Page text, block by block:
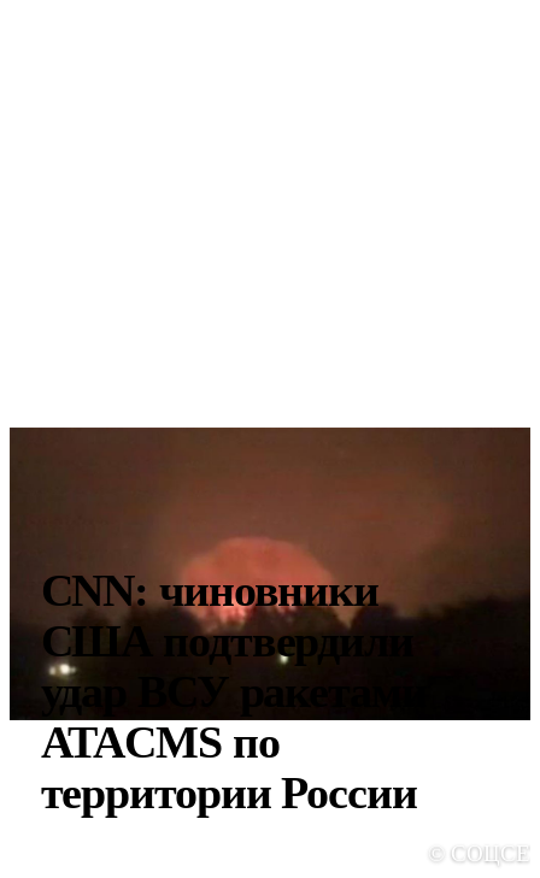
CNN: чиновники
США подтвердили
удар ВСУ ракетами
ATACMS по
территории России
©